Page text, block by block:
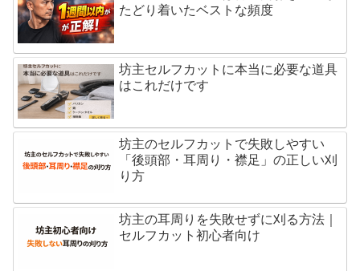
たどり着いたベストな頻度
坊主セルフカットに本当に必要な道具
はこれだけです
坊主のセルフカットで失敗しやすい
「後頭部・耳周り・襟足」の正しい刈
り方
坊主の耳周りを失敗せずに刈る方法｜
セルフカット初心者向け